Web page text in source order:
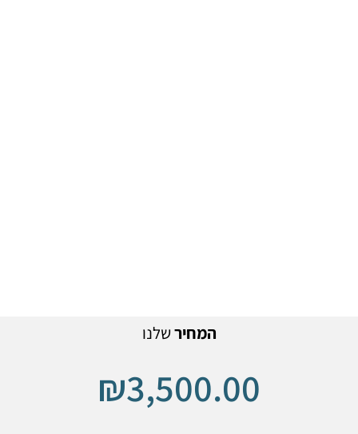
המחירשלנו
₪3,500.00